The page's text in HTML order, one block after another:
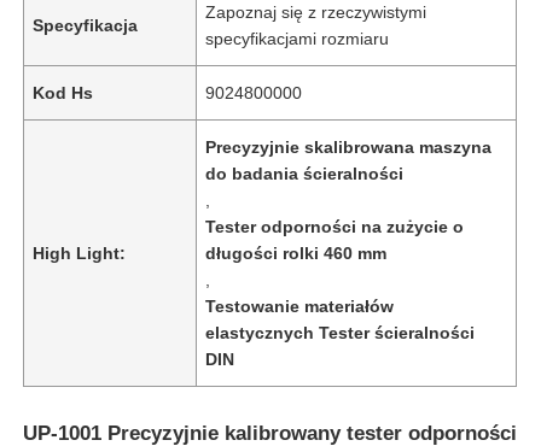
Specyfikacja
Zapoznaj się z rzeczywistymi
specyfikacjami rozmiaru
Kod Hs 9024800000
High Light:
Precyzyjnie skalibrowana maszyna
do badania ścieralności
Tester odporności na zużycie o
długości rolki 460 mm
Testowanie materiałów
elastycznych Tester ścieralności
DIN
UP-1001 Precyzyjnie kalibrowany tester odporności